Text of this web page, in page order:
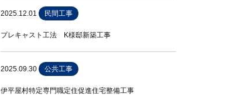
2025.12.01 民間工事
プレキャスト工法 K様邸新築工事
2025.09.30 公共工事
伊平屋村特定専門職定住促進住宅整備工事